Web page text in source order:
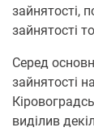
зайнятості,
зайнятості
Серед
зайнятості
виділив